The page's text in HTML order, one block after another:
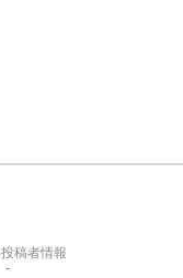
投稿者情報
-